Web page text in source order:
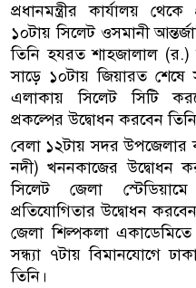
প্রধানমন্ত্রীর কার্যালয়
১০টায় সিলেট ওসমানী
তিনি হযরত শাহজালাল
সাড়ে ১০টায় জিয়ারত শেষে
এলাকায় সিলেট সিটি
প্রকল্পের উদ্বোধন করবেন
বেলা ১২টায় সদর উপজেলার
নদী) খননকাজের উদ্বোধন
সিলেট জেলা
প্রতিযোগিতার উদ্বোধন করবেন
জেলা শিল্পকলা
সন্ধ্যা ৭টায় বিমানযোগে
তিনি।